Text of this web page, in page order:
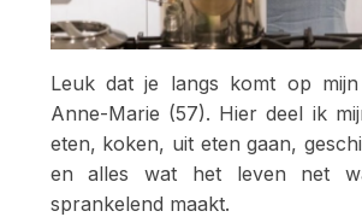
Leuk dat je langs komt op
Anne-Marie (57). Hier deel ik
eten, koken, uit eten gaan,
en alles wat het leven net
sprankelend maakt.